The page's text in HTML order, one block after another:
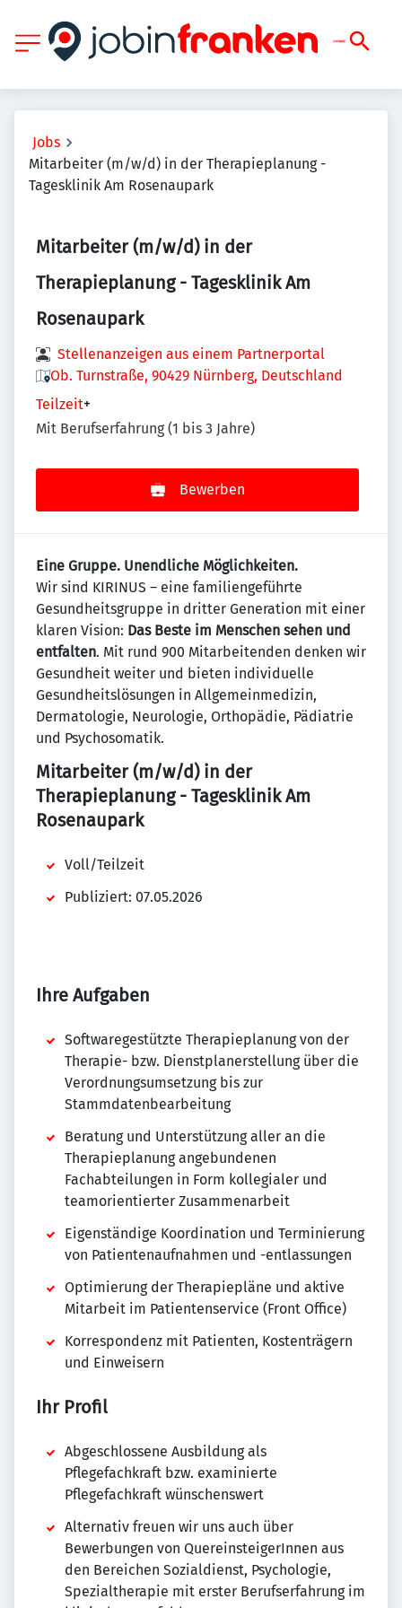
Jobs
Mitarbeiter (m/w/d) in der Therapieplanung -
Tagesklinik Am Rosenaupark
Mitarbeiter (m/w/d) in der
Therapieplanung - Tagesklinik Am
Rosenaupark
Stellenanzeigen aus einem Partnerportal
Ob. Turnstraße, 90429 Nürnberg, Deutschland
Teilzeit+
Mit Berufserfahrung (1 bis 3 Jahre)
Bewerben
Eine Gruppe. Unendliche Möglichkeiten.
Wir sind KIRINUS – eine familiengeführte
Gesundheitsgruppe in dritter Generation mit einer
klaren Vision: Das Beste im Menschen sehen und
entfalten. Mit rund 900 Mitarbeitenden denken wir
Gesundheit weiter und bieten individuelle
Gesundheitslösungen in Allgemeinmedizin,
Dermatologie, Neurologie, Orthopädie, Pädiatrie
und Psychosomatik.
Mitarbeiter (m/w/d) in der
Therapieplanung - Tagesklinik Am
Rosenaupark
Voll/Teilzeit
Publiziert: 07.05.2026
Ihre Aufgaben
Softwaregestützte Therapieplanung von der
Therapie- bzw. Dienstplanerstellung über die
Verordnungsumsetzung bis zur
Stammdatenbearbeitung
Beratung und Unterstützung aller an die
Therapieplanung angebundenen
Fachabteilungen in Form kollegialer und
teamorientierter Zusammenarbeit
Eigenständige Koordination und Terminierung
von Patientenaufnahmen und -entlassungen
Optimierung der Therapiepläne und aktive
Mitarbeit im Patientenservice (Front Office)
Korrespondenz mit Patienten, Kostenträgern
und Einweisern
Ihr Profil
Abgeschlossene Ausbildung als
Pflegefachkraft bzw. examinierte
Pflegefachkraft wünschenswert
Alternativ freuen wir uns auch über
Bewerbungen von QuereinsteigerInnen aus
den Bereichen Sozialdienst, Psychologie,
Spezialtherapie mit erster Berufserfahrung im